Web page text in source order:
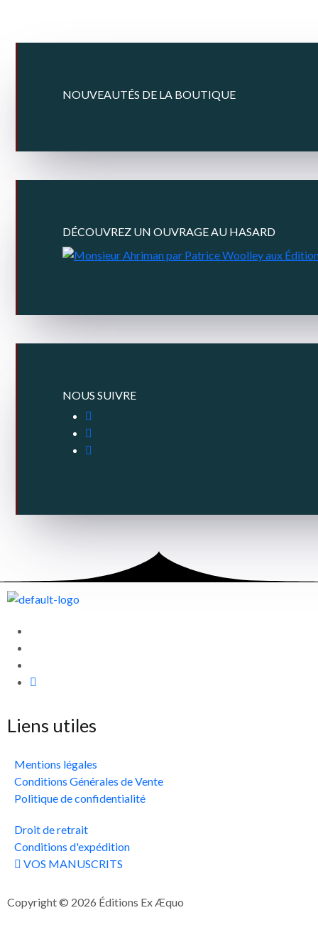
NOUVEAUTÉS DE LA BOUTIQUE
DÉCOUVREZ UN OUVRAGE AU HASARD
NOUS SUIVRE
Liens utiles
Mentions légales
Conditions Générales de Vente
Politique de confidentialité
Droit de retrait
Conditions d'expédition
VOS MANUSCRITS
Copyright © 2026 Éditions Ex Æquo